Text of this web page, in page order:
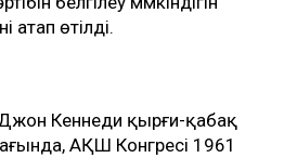
атап өтілді.
Джон Кеннеди қырғи-қабақ
АҚШ Конгресі 1961